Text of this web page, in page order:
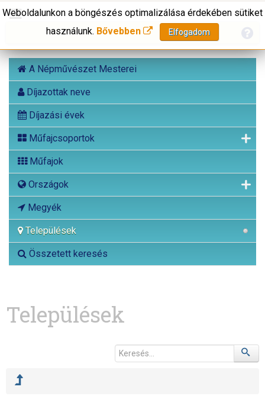
A Népművészet Mesterei
Díjazottak neve
Díjazási évek
Műfajcsoportok
Műfajok
Országok
Megyék
Települések
Összetett keresés
Weboldalunkon a böngészés optimalizálása érdekében sütiket
használunk. Bővebben Elfogadom
Települések